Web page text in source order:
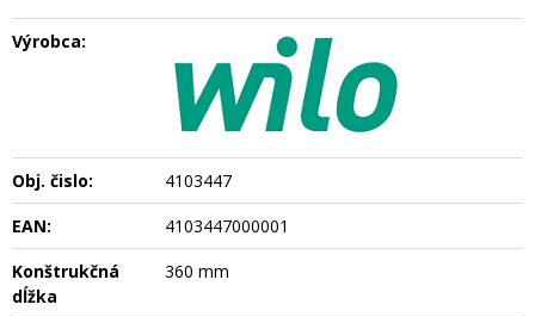
Výrobca:
Obj. čislo:
4103447
EAN:
4103447000001
Konštrukčná
dĺžka
360 mm